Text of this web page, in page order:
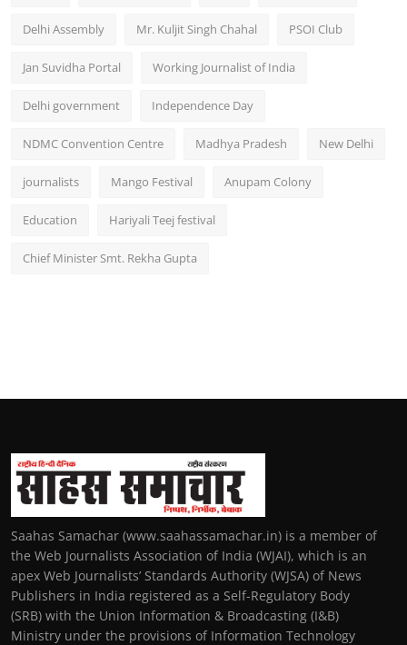
Delhi Assembly Mr. Kuljit Singh Chahal PSOI Club
Jan Suvidha Portal Working Journalist of India
Delhi government Independence Day
NDMC Convention Centre Madhya Pradesh New Delhi
journalists Mango Festival Anupam Colony
Education Hariyali Teej festival
Chief Minister Smt. Rekha Gupta
Saahas Samachar (www.saahassamachar.in) is a member of
the Web Journalists Association of India (WJAI), which is an
apex Web Journalists’ Standards Authority (WJSA) of News
Publishers in India registered as a Self-Regulatory Body
(SRB) with the Union Information & Broadcasting (I&B)
Ministry under the provisions of Information Technology